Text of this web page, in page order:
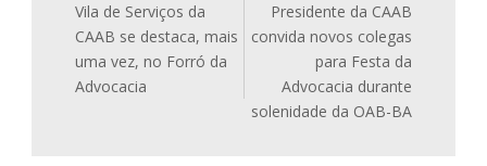
Vila de Serviços da
CAAB se destaca, mais
uma vez, no Forró da
Advocacia
Presidente da CAAB
convida novos colegas
para Festa da
Advocacia durante
solenidade da OAB-BA